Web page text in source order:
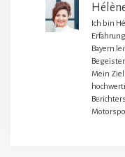
Ich bin
Bayern
Mein Ziel